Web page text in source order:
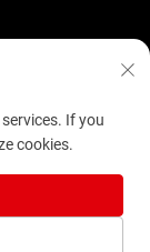
Alle Rechte
If you
cookies.